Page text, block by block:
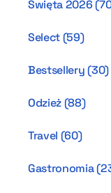
Święta 2026(
Select(59)
Bestsellery(30)
Odzież(88)
Travel (60)
Gastronomia(